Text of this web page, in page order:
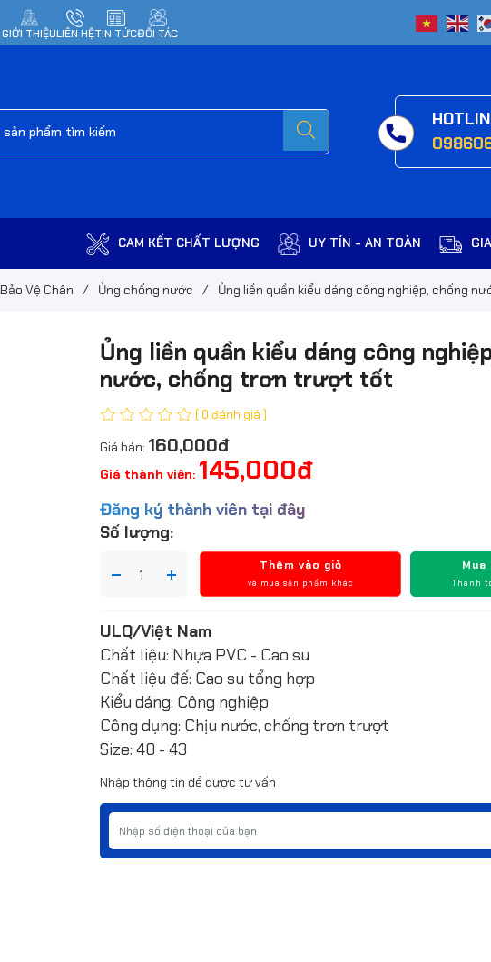
GIỚI THIỆULIÊN HỆTIN TỨCĐỐI TÁC
CAM KẾT CHẤT LƯỢNG UY TÍN - AN TOÀN
Bảo Vệ Chân / Ủng chống nước / Ủng liền quần kiểu dáng công nghiệp, chống
Ủng liền quần kiểu dáng công
nước, chống trơn trượt tốt
( 0 đánh giá )
Giá bán: 160,000đ
Giá thành viên: 145,000đ
Đăng ký thành viên tại đây
Số lượng:
Thêm vào giỏ
và mua sản phẩm khác
Mua
Thanh
ULQ/Việt Nam
Chất liệu: Nhựa PVC - Cao su
Chất liệu đế: Cao su tổng hợp
Kiểu dáng: Công nghiệp
Công dụng: Chịu nước, chống trơn trượt
Size: 40 - 43
Nhập thông tin để được tư vấn